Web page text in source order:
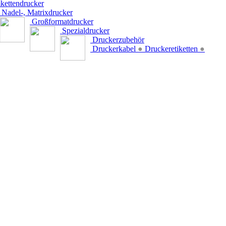
Nadel-, Matrixdrucker
Großformatdrucker
Spezialdrucker
Druckerzubehör
Druckerkabel ● Druckeretiketten ●